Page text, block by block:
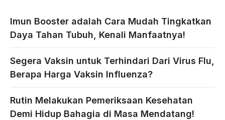
Imun Booster adalah Cara Mudah Tingkatkan
Daya Tahan Tubuh, Kenali Manfaatnya!
Segera Vaksin untuk Terhindari Dari Virus Flu,
Berapa Harga Vaksin Influenza?
Rutin Melakukan Pemeriksaan Kesehatan
Demi Hidup Bahagia di Masa Mendatang!